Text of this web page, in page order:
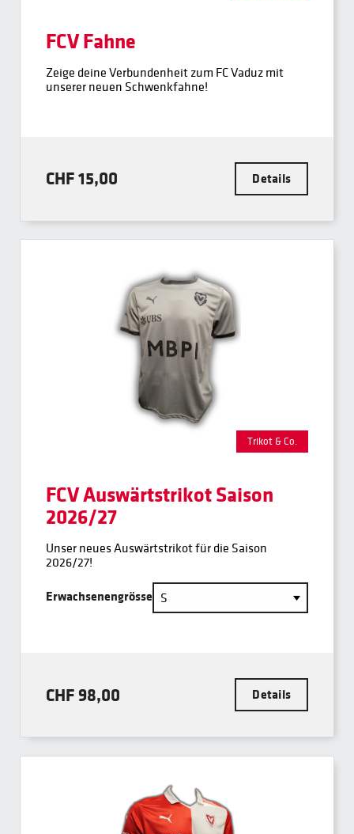
FCV Fahne
Zeige deine Verbundenheit zum FC Vaduz mit
unserer neuen Schwenkfahne!
CHF 15,00 Details
Trikot & Co.
FCV Auswärtstrikot Saison
2026/27
Unser neues Auswärtstrikot für die Saison
2026/27!
Erwachsenengrösse
CHF 98,00 Details